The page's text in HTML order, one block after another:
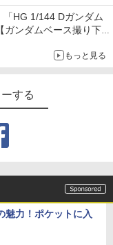
HG 1/144 Dガンダム
ガンダムベース撮り下
もっと見る
する
魅力！ポケットに入